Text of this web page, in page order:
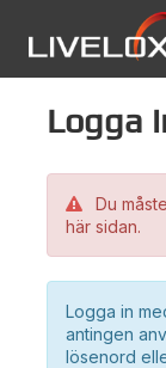
Logga
Du
här sidan.
Logga in
antingen
lösenord